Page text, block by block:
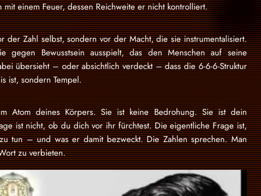
einem Feuer, dessen Reichweite er nicht kontrolliert.
der Zahl selbst, sondern vor der Macht, die sie instrumentalisiert.
gegen Bewusstsein ausspielt, das den Menschen auf seine
übersieht – oder absichtlich verdeckt – dass die 6-6-6-Struktur
ist, sondern Tempel.
Atom deines Körpers. Sie ist keine Bedrohung. Sie ist dein
ist nicht, ob du dich vor ihr fürchtest. Die eigentliche Frage ist,
tun – und was er damit bezweckt. Die Zahlen sprechen. Man
zu verbieten.